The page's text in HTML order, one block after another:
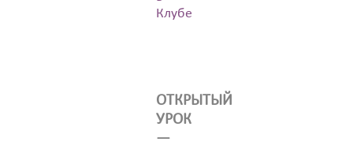
Клубе
ОТКРЫТЫЙ
УРОК
—